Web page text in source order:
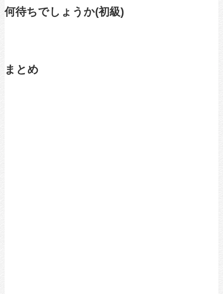
何待ちでしょうか(初級)
まとめ